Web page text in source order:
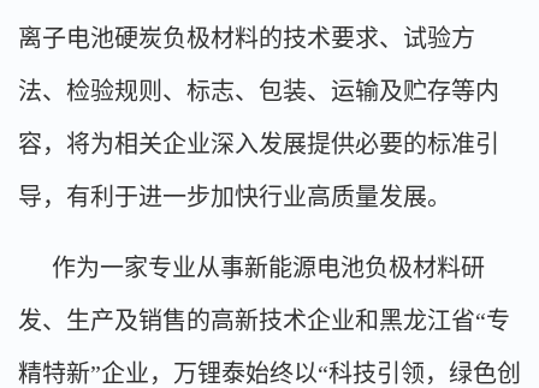
离子电池硬炭负极材料的技术要求、试验方
法、检验规则、标志、包装、运输及贮存等内
容，将为相关企业深入发展提供必要的标准引
导，有利于进一步加快行业高质量发展。
作为一家专业从事新能源电池负极材料研
发、生产及销售的高新技术企业和黑龙江省“专
精特新”企业，万锂泰始终以“科技引领，绿色创